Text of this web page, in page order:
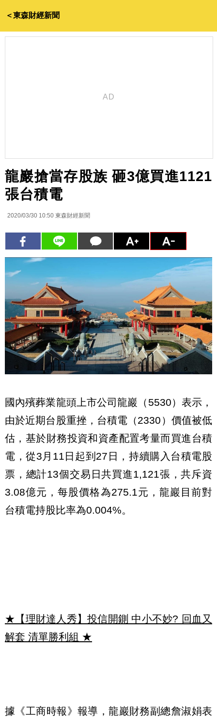
＜東森財經新聞
龍巖搶當存股族 砸3億買進1121
張台積電
2020/03/30 10:50 東森財經新聞
國內殯葬業龍頭上市公司龍巖（5530）表示，
由於近期台股重挫，台積電（2330）價值被低
估，基於財務投資和資產配置考量而買進台積
電，從3月11日起到27日，持續購入台積電股
票，總計13個交易日共買進1,121張，共斥資
3.08億元，每股價格為275.1元，龍巖目前對
台積電持股比率為0.004%。
★【理財達人秀】投信開鍘 中小不妙? 回血又
解套 清單勝利組 ★
據《工商時報》報導，龍巖財務副總詹淑娟表